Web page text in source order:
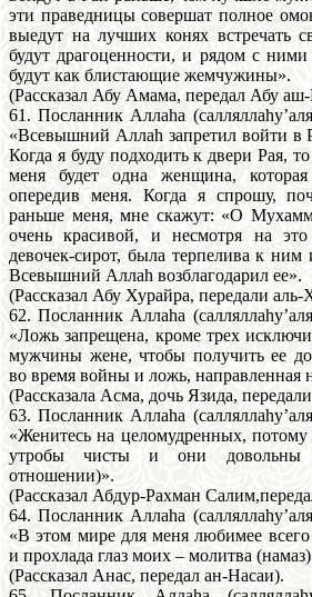
эти праведницы совершат полное
выедут на лучших конях встречать
будут драгоценности, и рядом с
будут как блистающие жемчужины».
(Рассказал Абу Амама, передал Абу
61. Посланник Аллаhа
«Всевышний Аллаh запретил войти в
Когда я буду подходить к двери Рая,
меня будет одна женщина,
опередив меня. Когда я спрошу,
раньше меня, мне скажут: «О
очень красивой, и несмотря на
девочек-сирот, была терпелива к
Всевышний Аллаh возблагодарил ее».
(Рассказал Абу Хурайра, передали
62. Посланник Аллаhа
«Ложь запрещена, кроме трех
мужчины жене, чтобы получить ее
во время войны и ложь, направленная
(Рассказала Асма, дочь Язида,
63. Посланник Аллаhа
«Женитесь на целомудренных, потому
утробы чисты и они
отношении)».
(Рассказал Абдур-Рахман
64. Посланник Аллаhа
«В этом мире для меня любимее
и прохлада глаз моих – молитва
(Рассказал Анас, передал ан-Насаи).